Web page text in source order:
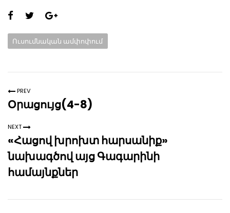
Share
page:
Categories:
Ուսումնական ամփոփում
PREV
Օրացույց(4-8)
NEXT
«Հացով խրոխտ հարսանիք»
նախագծով այց Գագարինի
համայնքներ